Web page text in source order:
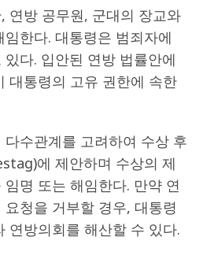
연방 공무원, 군대의 장교와
한다. 대통령은 범죄자에
다. 입안된 연방 법률안에
대통령의 고유 권한에 속한
수관계를 고려하여 수상 후
에 제안하며 수상의 제
명 또는 해임한다. 만약 연
청을 거부할 경우, 대통령
연방의회를 해산할 수 있다.